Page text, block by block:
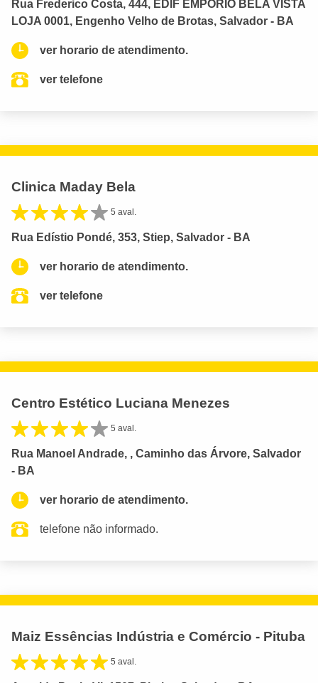
Rua Frederico Costa, 444, EDIF EMPORIO BELA VISTA
LOJA 0001, Engenho Velho de Brotas, Salvador - BA
ver horario de atendimento.
ver telefone
Clinica Maday Bela
5 aval.
Rua Edístio Pondé, 353, Stiep, Salvador - BA
ver horario de atendimento.
ver telefone
Centro Estético Luciana Menezes
5 aval.
Rua Manoel Andrade, , Caminho das Árvore, Salvador
- BA
ver horario de atendimento.
telefone não informado.
Maiz Essências Indústria e Comércio - Pituba
5 aval.